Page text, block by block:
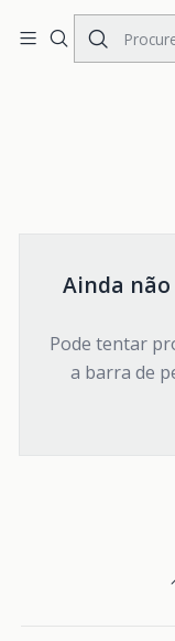
Início
Ainda
Pode tentar
a barra de